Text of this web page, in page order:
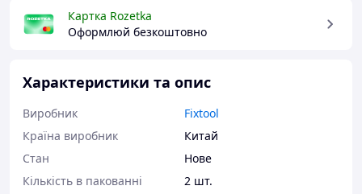
Картка Rozetka
Оформлюй безкоштовно
Характеристики та опис
Виробник
Fixtool
Країна виробник
Китай
Стан
Нове
Кількість в пакованні
2 шт.